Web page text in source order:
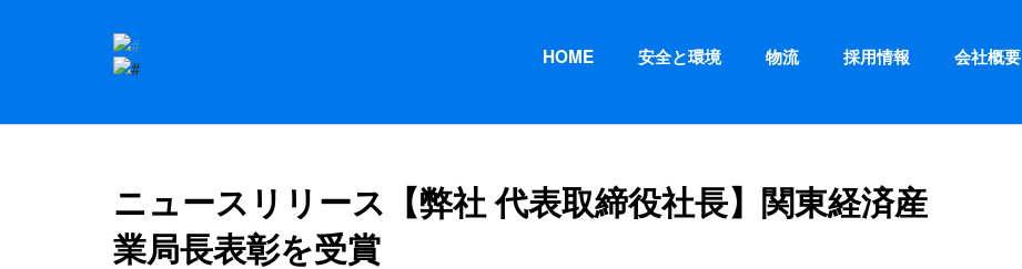
HOME 安全と環境 物流 採用情報 会社概要
ニュースリリース【弊社 代表取締役社長】関東経済産
業局長表彰を受賞